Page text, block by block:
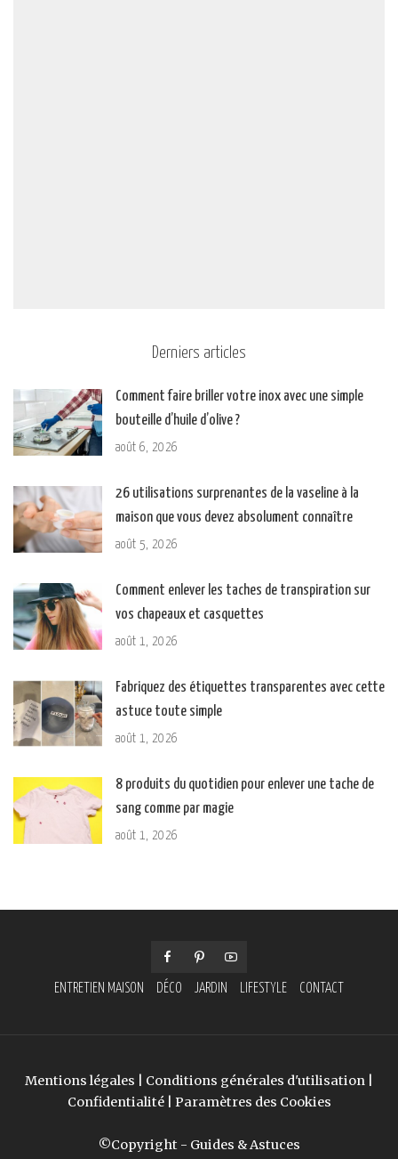
Derniers articles
Comment faire briller votre inox avec une simple
bouteille d’huile d’olive ?
août 6, 2026
26 utilisations surprenantes de la vaseline à la
maison que vous devez absolument connaître
août 5, 2026
Comment enlever les taches de transpiration sur
vos chapeaux et casquettes
août 1, 2026
Fabriquez des étiquettes transparentes avec cette
astuce toute simple
août 1, 2026
8 produits du quotidien pour enlever une tache de
sang comme par magie
août 1, 2026
ENTRETIEN MAISON DÉCO JARDIN LIFESTYLE CONTACT
Mentions légales Conditions générales d'utilisation
Confidentialité| Paramètres des Cookies
©Copyright - Guides & Astuces